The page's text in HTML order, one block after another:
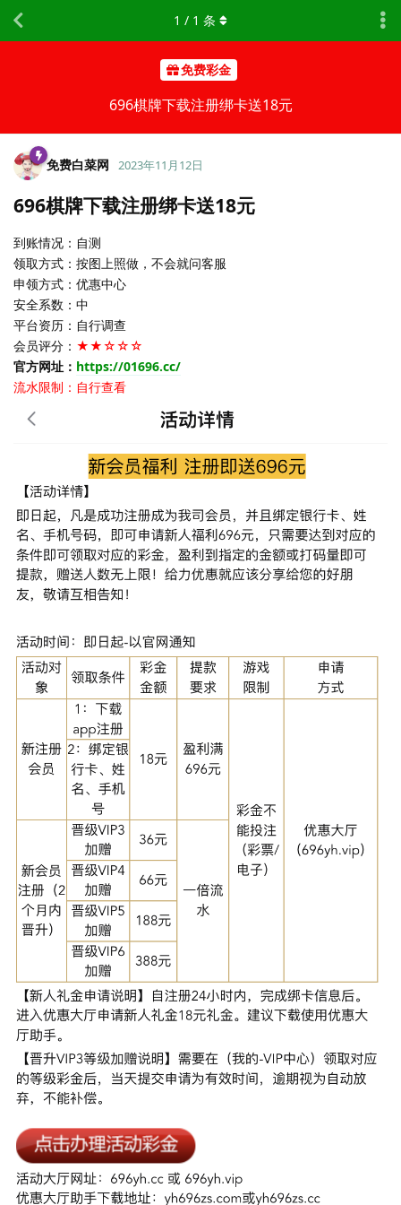
免费彩金
696棋牌下载注册绑卡送18元
1 / 1 条
免费白菜网 2023年11月12日
696棋牌下载注册绑卡送18元
到账情况：自测
领取方式：按图上照做，不会就问客服
申领方式：优惠中心
安全系数：中
平台资历：自行调查
会员评分： ★★☆☆☆
官方网址： https://01696.cc/
流水限制：自行查看